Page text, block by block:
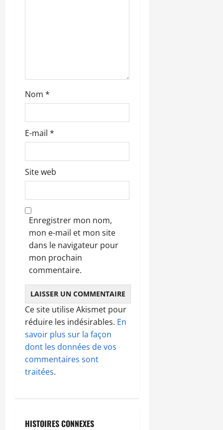
l
e
Nom *
E-mail *
Site web
Enregistrer mon nom,
mon e-mail et mon site
dans le navigateur pour
mon prochain
commentaire.
Ce site utilise Akismet pour
réduire les indésirables. En
savoir plus sur la façon
dont les données de vos
commentaires sont
traitées.
HISTOIRES CONNEXES